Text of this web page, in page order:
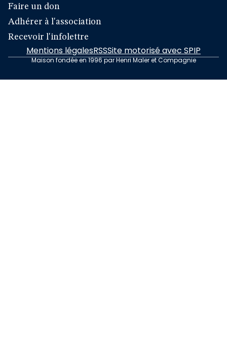
Faire un don
Adhérer à l'association
Recevoir l'infolettre
Mentions légalesRSSSite motorisé avec SPIP
Maison fondée en 1996 par Henri Maler et Compagnie